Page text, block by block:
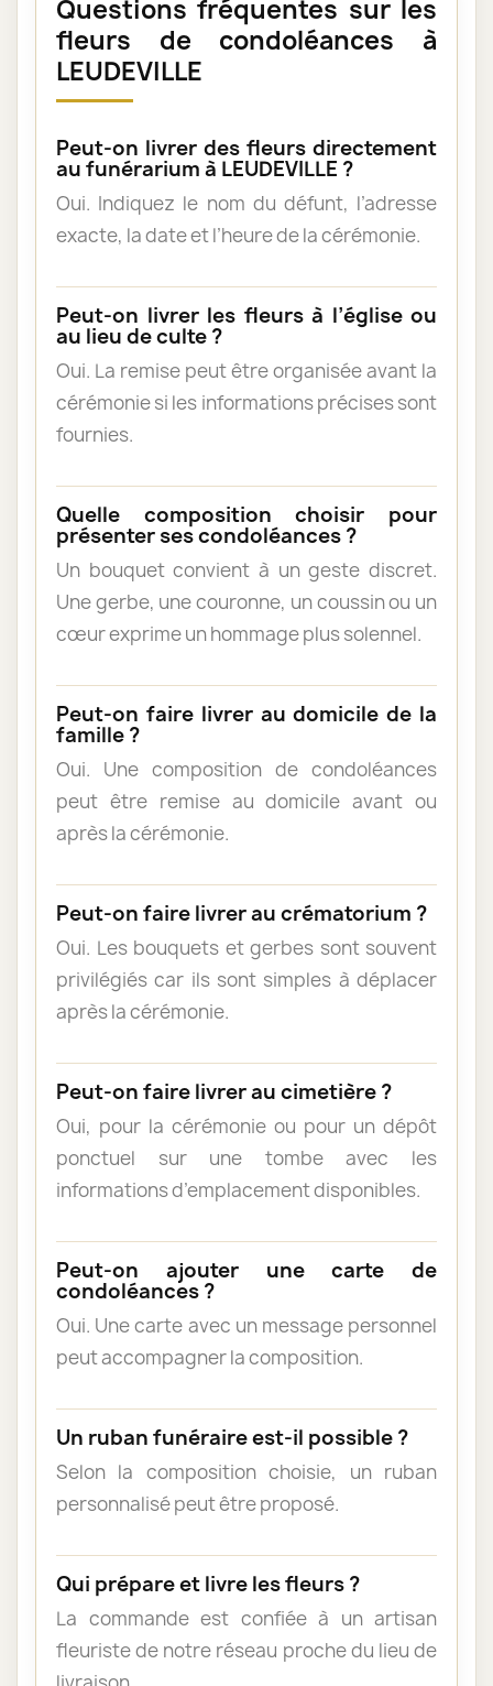
Questions fréquentes sur les
fleurs de condoléances à
LEUDEVILLE
Peut-on livrer des fleurs directement
au funérarium à LEUDEVILLE ?
Oui. Indiquez le nom du défunt, l’adresse
exacte, la date et l’heure de la cérémonie.
Peut-on livrer les fleurs à l’église ou
au lieu de culte ?
Oui. La remise peut être organisée avant la
cérémonie si les informations précises sont
fournies.
Quelle composition choisir pour
présenter ses condoléances ?
Un bouquet convient à un geste discret.
Une gerbe, une couronne, un coussin ou un
cœur exprime un hommage plus solennel.
Peut-on faire livrer au domicile de la
famille ?
Oui. Une composition de condoléances
peut être remise au domicile avant ou
après la cérémonie.
Peut-on faire livrer au crématorium ?
Oui. Les bouquets et gerbes sont souvent
privilégiés car ils sont simples à déplacer
après la cérémonie.
Peut-on faire livrer au cimetière ?
Oui, pour la cérémonie ou pour un dépôt
ponctuel sur une tombe avec les
informations d’emplacement disponibles.
Peut-on ajouter une carte de
condoléances ?
Oui. Une carte avec un message personnel
peut accompagner la composition.
Un ruban funéraire est-il possible ?
Selon la composition choisie, un ruban
personnalisé peut être proposé.
Qui prépare et livre les fleurs ?
La commande est confiée à un artisan
fleuriste de notre réseau proche du lieu de